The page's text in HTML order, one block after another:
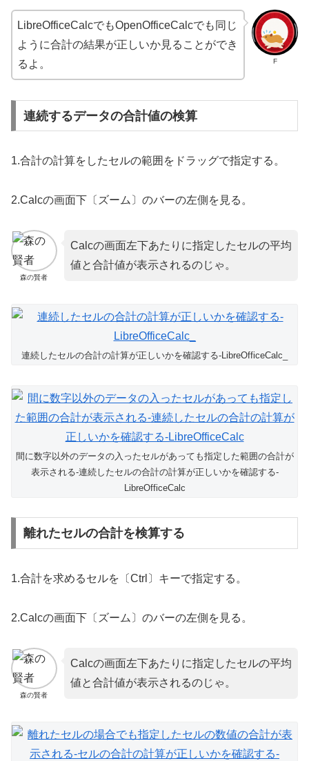
F
LibreOfficeCalcでもOpenOfficeCalcでも同じ
ように合計の結果が正しいか見ることができ
るよ。
連続するデータの合計値の検算
1.合計の計算をしたセルの範囲をドラッグで指定する。
2.Calcの画面下〔ズーム〕のバーの左側を見る。
森の賢者
Calcの画面左下あたりに指定したセルの平均
値と合計値が表示されるのじゃ。
連続したセルの合計の計算が正しいかを確認する-LibreOfficeCalc_
間に数字以外のデータの入ったセルがあっても指定した範囲の合計が
表示される-連続したセルの合計の計算が正しいかを確認する-
LibreOfficeCalc
離れたセルの合計を検算する
1.合計を求めるセルを〔Ctrl〕キーで指定する。
2.Calcの画面下〔ズーム〕のバーの左側を見る。
森の賢者
Calcの画面左下あたりに指定したセルの平均
値と合計値が表示されるのじゃ。